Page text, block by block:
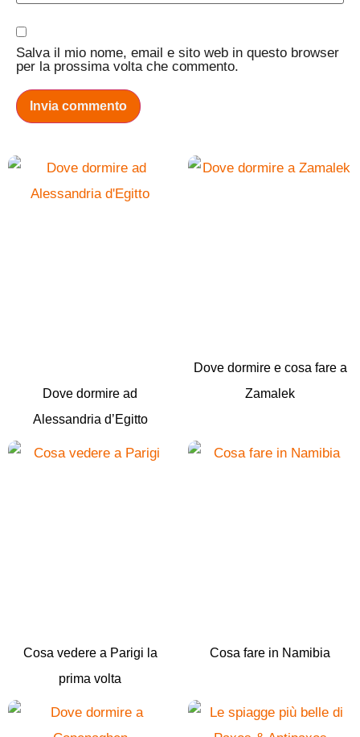
Salva il mio nome, email e sito web in questo browser
per la prossima volta che commento.
Dove dormire ad
Alessandria d’Egitto
Dove dormire e cosa fare a
Zamalek
Cosa vedere a Parigi la
prima volta
Cosa fare in Namibia